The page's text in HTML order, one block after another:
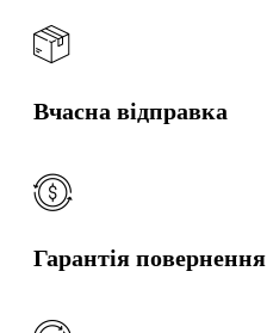
Вчасна відправка
Гарантія повернення